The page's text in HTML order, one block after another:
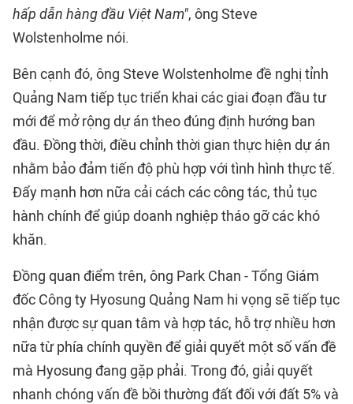
hấp dẫn hàng đầu Việt Nam", ông Steve
Wolstenholme nói.
Bên cạnh đó, ông Steve Wolstenholme đề nghị tỉnh
Quảng Nam tiếp tục triển khai các giai đoạn đầu tư
mới để mở rộng dự án theo đúng định hướng ban
đầu. Đồng thời, điều chỉnh thời gian thực hiện dự án
nhằm bảo đảm tiến độ phù hợp với tình hình thực tế.
Đẩy mạnh hơn nữa cải cách các công tác, thủ tục
hành chính để giúp doanh nghiệp tháo gỡ các khó
khăn.
Đồng quan điểm trên, ông Park Chan - Tổng Giám
đốc Công ty Hyosung Quảng Nam hi vọng sẽ tiếp tục
nhận được sự quan tâm và hợp tác, hỗ trợ nhiều hơn
nữa từ phía chính quyền để giải quyết một số vấn đề
mà Hyosung đang gặp phải. Trong đó, giải quyết
nhanh chóng vấn đề bồi thường đất đối với đất 5% và